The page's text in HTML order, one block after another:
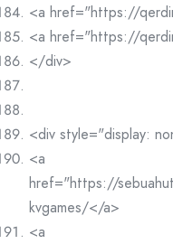
<a href="https://
<a href="https://
</div>
<div style="display:
<a
href="https://
kvgames/</a>
<a